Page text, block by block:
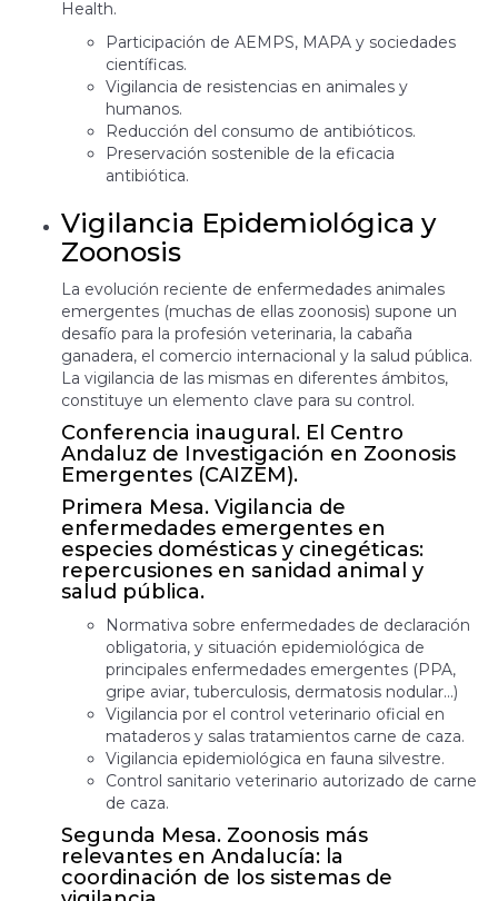
Health.
Participación de AEMPS, MAPA y sociedades
científicas.
Vigilancia de resistencias en animales y
humanos.
Reducción del consumo de antibióticos.
Preservación sostenible de la eficacia
antibiótica.
Vigilancia Epidemiológica y
Zoonosis
La evolución reciente de enfermedades animales
emergentes (muchas de ellas zoonosis) supone un
desafío para la profesión veterinaria, la cabaña
ganadera, el comercio internacional y la salud pública.
La vigilancia de las mismas en diferentes ámbitos,
constituye un elemento clave para su control.
Conferencia inaugural. El Centro
Andaluz de Investigación en Zoonosis
Emergentes (CAIZEM).
Primera Mesa. Vigilancia de
enfermedades emergentes en
especies domésticas y cinegéticas:
repercusiones en sanidad animal y
salud pública.
Normativa sobre enfermedades de declaración
obligatoria, y situación epidemiológica de
principales enfermedades emergentes (PPA,
gripe aviar, tuberculosis, dermatosis nodular…)
Vigilancia por el control veterinario oficial en
mataderos y salas tratamientos carne de caza.
Vigilancia epidemiológica en fauna silvestre.
Control sanitario veterinario autorizado de carne
de caza.
Segunda Mesa. Zoonosis más
relevantes en Andalucía: la
coordinación de los sistemas de